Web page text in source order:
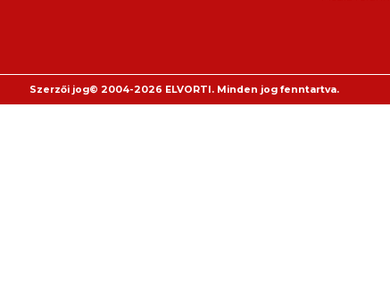
Szerzői jog© 2004-2026 ELVORTI. Minden jog fenntartva.